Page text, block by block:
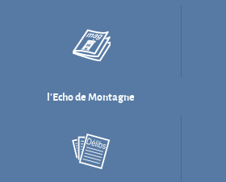
Délibérations